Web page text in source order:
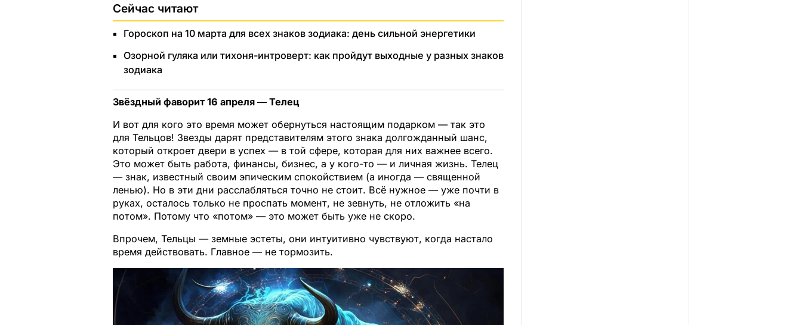
Сейчас читают
Гороскоп на 10 марта для всех знаков зодиака: день сильной энергетики
Озорной гуляка или тихоня-интроверт: как пройдут выходные у разных знаков
зодиака
Звёздный фаворит 16 апреля — Телец
И вот для кого это время может обернуться настоящим подарком — так это
для Тельцов! Звезды дарят представителям этого знака долгожданный шанс,
который откроет двери в успех — в той сфере, которая для них важнее всего.
Это может быть работа, финансы, бизнес, а у кого-то — и личная жизнь. Телец
— знак, известный своим эпическим спокойствием (а иногда — священной
ленью). Но в эти дни расслабляться точно не стоит. Всё нужное — уже почти в
руках, осталось только не проспать момент, не зевнуть, не отложить «на
потом». Потому что «потом» — это может быть уже не скоро.
Впрочем, Тельцы — земные эстеты, они интуитивно чувствуют, когда настало
время действовать. Главное — не тормозить.